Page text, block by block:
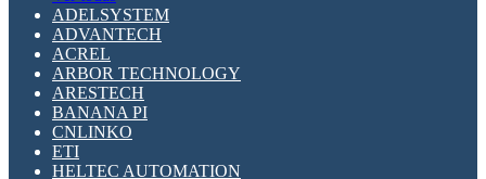
ADELSYSTEM
ADVANTECH
ACREL
ARBOR TECHNOLOGY
ARESTECH
BANANA PI
CNLINKO
ETI
HELTEC AUTOMATION